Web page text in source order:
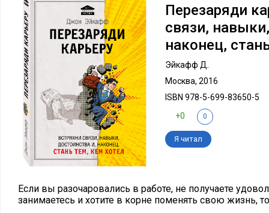
Перезаряди
связи,
наконец,
Эйкафф Д.
Москва, 2016
ISBN 978-5-699-83650-5
+0
0
Я читал
Если вы разочаровались в работе, не получаете
занимаетесь и хотите в корне поменять свою жизнь,